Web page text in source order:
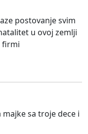
postovanje svim
u ovoj zemlji
firmi
sa troje dece i